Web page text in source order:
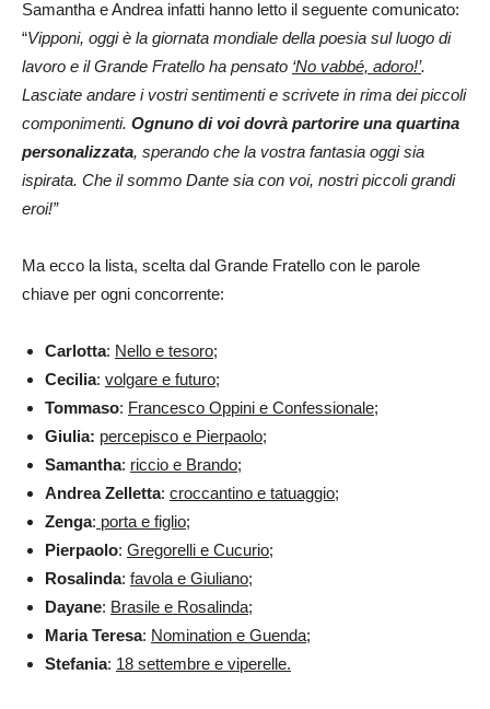
Samantha e Andrea infatti hanno letto il seguente comunicato:
“Vipponi, oggi è la giornata mondiale della poesia sul luogo di
lavoro e il Grande Fratello ha pensato ‘No vabbé, adoro!’.
Lasciate andare i vostri sentimenti e scrivete in rima dei piccoli
componimenti. Ognuno di voi dovrà partorire una quartina
personalizzata, sperando che la vostra fantasia oggi sia
ispirata. Che il sommo Dante sia con voi, nostri piccoli grandi
eroi!”
Ma ecco la lista, scelta dal Grande Fratello con le parole
chiave per ogni concorrente:
Carlotta: Nello e tesoro;
Cecilia: volgare e futuro;
Tommaso: Francesco Oppini e Confessionale;
Giulia: percepisco e Pierpaolo;
Samantha: riccio e Brando;
Andrea Zelletta: croccantino e tatuaggio;
Zenga: porta e figlio;
Pierpaolo: Gregorelli e Cucurio;
Rosalinda: favola e Giuliano;
Dayane: Brasile e Rosalinda;
Maria Teresa: Nomination e Guenda;
Stefania: 18 settembre e viperelle.